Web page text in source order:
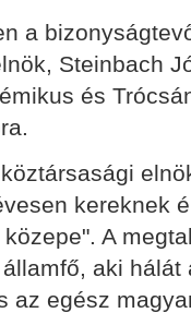
a
Steinbach
és
kereknek
A
aki
az egész